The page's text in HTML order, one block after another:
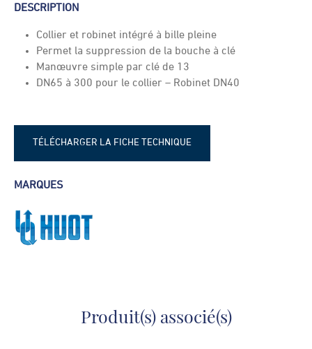
DESCRIPTION
Collier et robinet intégré à bille pleine
Permet la suppression de la bouche à clé
Manœuvre simple par clé de 13
DN65 à 300 pour le collier – Robinet DN40
TÉLÉCHARGER LA FICHE TECHNIQUE
MARQUES
Produit(s) associé(s)